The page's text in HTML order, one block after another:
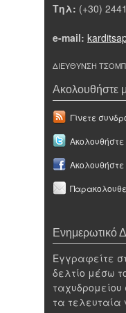
Τηλ: (+30)
e-mail:
ΔΙΕΥΘΥΝΣΗ
Ακολουθήστε
Γίνετε
Ενημερωτικό
Εγγραφείτε
δελτίο μέσω
τα τελευταία